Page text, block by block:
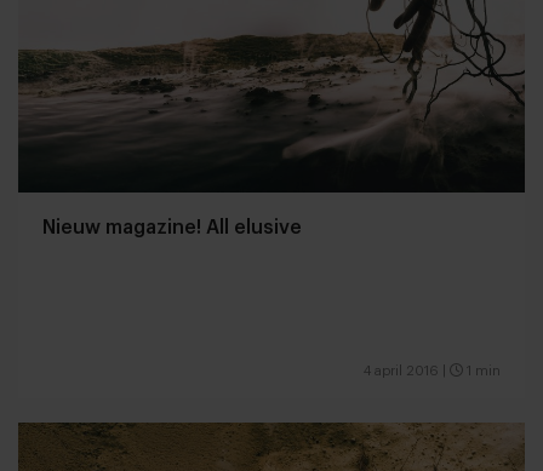
Nieuw magazine! All elusive
4 april 2016 1 min